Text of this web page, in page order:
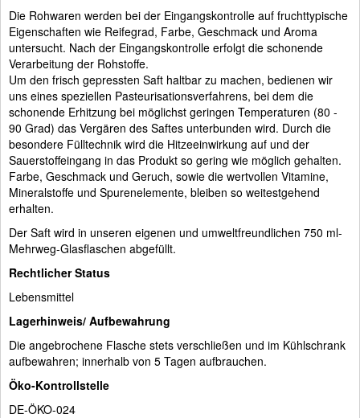
Die Rohwaren werden bei der Eingangskontrolle auf fruchttypische
Eigenschaften wie Reifegrad, Farbe, Geschmack und Aroma
untersucht. Nach der Eingangskontrolle erfolgt die schonende
Verarbeitung der Rohstoffe.
Um den frisch gepressten Saft haltbar zu machen, bedienen wir
uns eines speziellen Pasteurisationsverfahrens, bei dem die
schonende Erhitzung bei möglichst geringen Temperaturen (80 -
90 Grad) das Vergären des Saftes unterbunden wird. Durch die
besondere Fülltechnik wird die Hitzeeinwirkung auf und der
Sauerstoffeingang in das Produkt so gering wie möglich gehalten.
Farbe, Geschmack und Geruch, sowie die wertvollen Vitamine,
Mineralstoffe und Spurenelemente, bleiben so weitestgehend
erhalten.
Der Saft wird in unseren eigenen und umweltfreundlichen 750 ml-
Mehrweg-Glasflaschen abgefüllt.
Rechtlicher Status
Lebensmittel
Lagerhinweis/ Aufbewahrung
Die angebrochene Flasche stets verschließen und im Kühlschrank
aufbewahren; innerhalb von 5 Tagen aufbrauchen.
Öko-Kontrollstelle
DE-ÖKO-024